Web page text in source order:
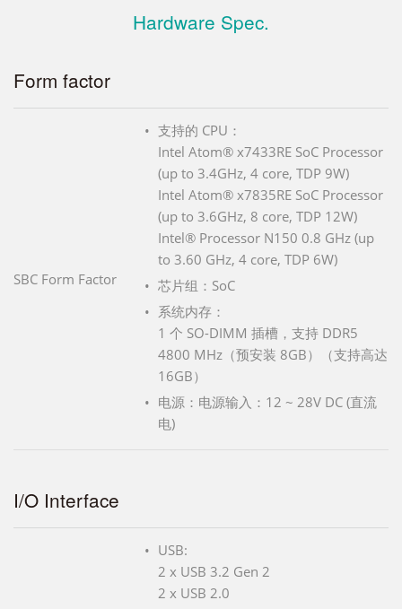
Hardware Spec.
Form factor
SBC Form Factor
支持的 CPU：
Intel Atom® x7433RE SoC Processor
(up to 3.4GHz, 4 core, TDP 9W)
Intel Atom® x7835RE SoC Processor
(up to 3.6GHz, 8 core, TDP 12W)
Intel® Processor N150 0.8 GHz (up
to 3.60 GHz, 4 core, TDP 6W)
芯片组：SoC
系统内存：
1 个 SO-DIMM 插槽，支持 DDR5
4800 MHz（预安装 8GB）（支持高达
16GB）
电源：电源输入：12 ~ 28V DC (直流
电)
I/O Interface
USB:
2 x USB 3.2 Gen 2
2 x USB 2.0